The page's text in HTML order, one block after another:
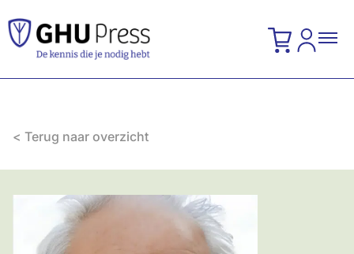
< Terug naar overzicht